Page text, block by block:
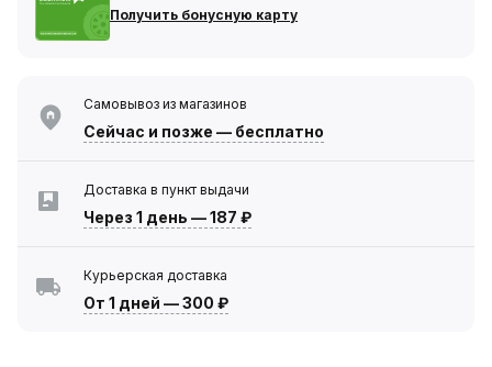
Получить бонусную карту
Самовывоз из магазинов
Сейчас и позже — бесплатно
Доставка в пункт выдачи
Через 1 день —187 ₽
Курьерская доставка
От 1 дней —300 ₽